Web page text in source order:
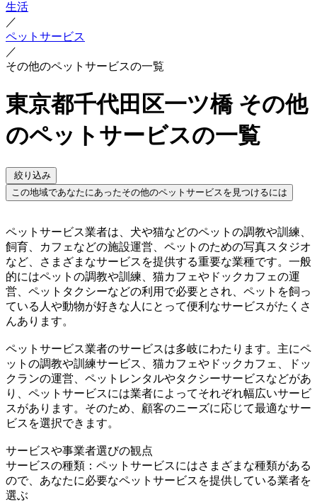
生活
／
ペットサービス
／
その他のペットサービスの一覧
東京都千代田区一ツ橋 その他
のペットサービスの一覧
絞り込み
この地域であなたにあったその他のペットサービスを見つけるには
ペットサービス業者は、犬や猫などのペットの調教や訓練、
飼育、カフェなどの施設運営、ペットのための写真スタジオ
など、さまざまなサービスを提供する重要な業種です。一般
的にはペットの調教や訓練、猫カフェやドックカフェの運
営、ペットタクシーなどの利用で必要とされ、ペットを飼っ
ている人や動物が好きな人にとって便利なサービスがたくさ
んあります。
ペットサービス業者のサービスは多岐にわたります。主にペ
ットの調教や訓練サービス、猫カフェやドックカフェ、ドッ
クランの運営、ペットレンタルやタクシーサービスなどがあ
り、ペットサービスには業者によってそれぞれ幅広いサービ
スがあります。そのため、顧客のニーズに応じて最適なサー
ビスを選択できます。
サービスや事業者選びの観点
サービスの種類：ペットサービスにはさまざまな種類がある
ので、あなたに必要なペットサービスを提供している業者を
選ぶ